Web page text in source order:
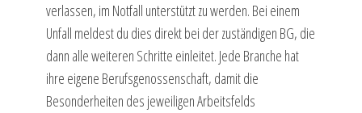
verlassen, im Notfall unterstützt zu werden. Bei einem
Unfall meldest du dies direkt bei der zuständigen BG, die
dann alle weiteren Schritte einleitet. Jede Branche hat
ihre eigene Berufsgenossenschaft, damit die
Besonderheiten des jeweiligen Arbeitsfelds